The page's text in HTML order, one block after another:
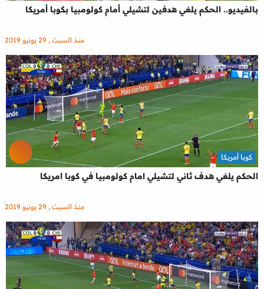
بالفيديو.. الحكم يلغي هدفين لتشيلي أمام كولومبيا بكوبا أمريكا
منذ السبت , 29 يونيو 2019
الحكم يلغي هدف ثاني لتشيلي امام كولومبيا في كوبا امريكا
كوبا أمريكا
منذ السبت , 29 يونيو 2019